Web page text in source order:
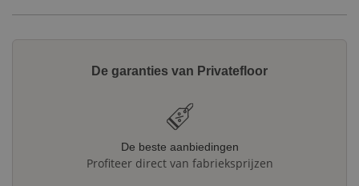
De garanties van Privatefloor
De beste aanbiedingen
Profiteer direct van fabrieksprijzen